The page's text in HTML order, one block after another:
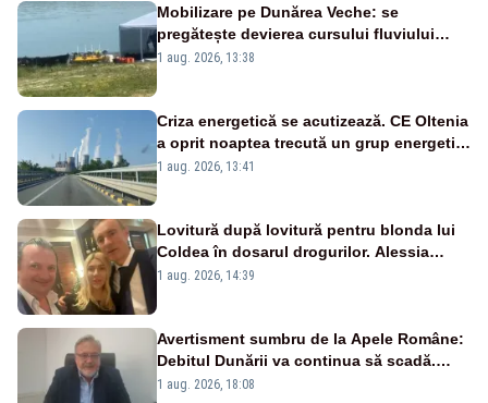
Mobilizare pe Dunărea Veche: se
pregătește devierea cursului fluviului
către Cernavodă – VIDEO
1 aug. 2026, 13:38
Criza energetică se acutizează. CE Oltenia
a oprit noaptea trecută un grup energetic
de la Rovinari
1 aug. 2026, 13:41
Lovitură după lovitură pentru blonda lui
Coldea în dosarul drogurilor. Alessia
Păcuraru explică decizia magistraților
1 aug. 2026, 14:39
Avertisment sumbru de la Apele Române:
Debitul Dunării va continua să scadă.
Cernavodă s-ar putea închide în 4 zile
1 aug. 2026, 18:08